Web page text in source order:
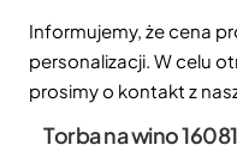
Informujemy, że cena
personalizacji. W celu
prosimy o kontakt z
Torba na wino